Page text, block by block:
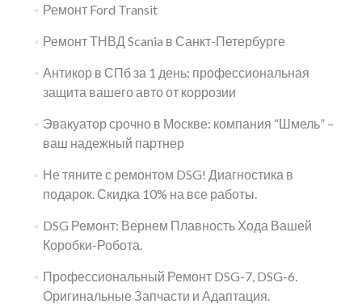
Ремонт Ford Transit
Ремонт ТНВД Scania в Санкт-Петербурге
Антикор в СПб за 1 день: профессиональная
защита вашего авто от коррозии
Эвакуатор срочно в Москве: компания “Шмель” –
ваш надежный партнер
Не тяните с ремонтом DSG! Диагностика в
подарок. Скидка 10% на все работы.
DSG Ремонт: Вернем Плавность Хода Вашей
Коробки-Робота.
Профессиональный Ремонт DSG-7, DSG-6.
Оригинальные Запчасти и Адаптация.